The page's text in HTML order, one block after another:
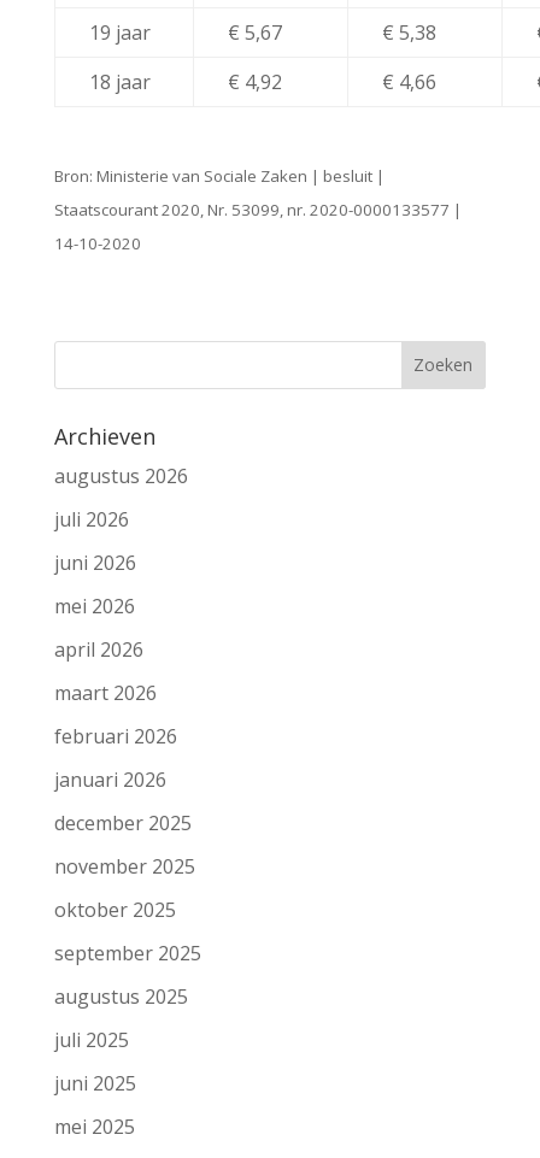
19 jaar
€ 5,67 € 5,38
18 jaar
€ 4,92 € 4,66
Bron: Ministerie van Sociale Zaken | besluit |
Staatscourant 2020, Nr. 53099, nr. 2020-0000133577 |
14-10-2020
Archieven
augustus 2026
juli 2026
juni 2026
mei 2026
april 2026
maart 2026
februari 2026
januari 2026
december 2025
november 2025
oktober 2025
september 2025
augustus 2025
juli 2025
juni 2025
mei 2025